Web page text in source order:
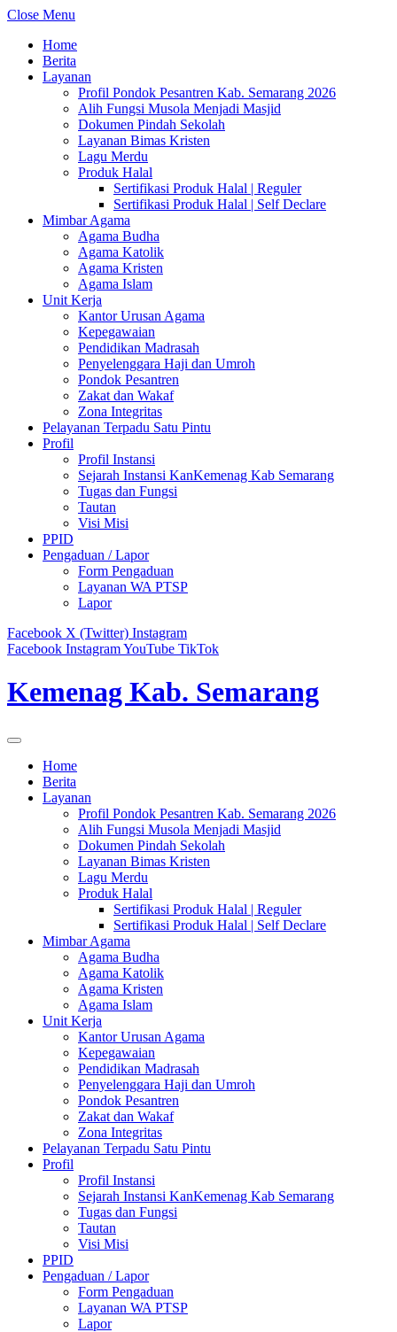
Close Menu
Home
Berita
Layanan
Profil Pondok Pesantren Kab. Semarang 2026
Alih Fungsi Musola Menjadi Masjid
Dokumen Pindah Sekolah
Layanan Bimas Kristen
Lagu Merdu
Produk Halal
Sertifikasi Produk Halal | Reguler
Sertifikasi Produk Halal | Self Declare
Mimbar Agama
Agama Budha
Agama Katolik
Agama Kristen
Agama Islam
Unit Kerja
Kantor Urusan Agama
Kepegawaian
Pendidikan Madrasah
Penyelenggara Haji dan Umroh
Pondok Pesantren
Zakat dan Wakaf
Zona Integritas
Pelayanan Terpadu Satu Pintu
Profil
Profil Instansi
Sejarah Instansi KanKemenag Kab Semarang
Tugas dan Fungsi
Tautan
Visi Misi
PPID
Pengaduan / Lapor
Form Pengaduan
Layanan WA PTSP
Lapor
Facebook X (Twitter) Instagram
Facebook InstagramYouTube TikTok
Kemenag Kab. Semarang
Home
Berita
Layanan
Profil Pondok Pesantren Kab. Semarang 2026
Alih Fungsi Musola Menjadi Masjid
Dokumen Pindah Sekolah
Layanan Bimas Kristen
Lagu Merdu
Produk Halal
Sertifikasi Produk Halal | Reguler
Sertifikasi Produk Halal | Self Declare
Mimbar Agama
Agama Budha
Agama Katolik
Agama Kristen
Agama Islam
Unit Kerja
Kantor Urusan Agama
Kepegawaian
Pendidikan Madrasah
Penyelenggara Haji dan Umroh
Pondok Pesantren
Zakat dan Wakaf
Zona Integritas
Pelayanan Terpadu Satu Pintu
Profil
Profil Instansi
Sejarah Instansi KanKemenag Kab Semarang
Tugas dan Fungsi
Tautan
Visi Misi
PPID
Pengaduan / Lapor
Form Pengaduan
Layanan WA PTSP
Lapor